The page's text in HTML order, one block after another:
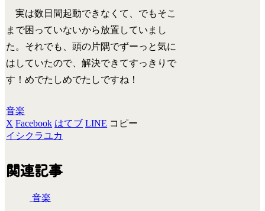
実は数日間起動できなくて、でもそこ
まで困っていないから放置していまし
た。それでも、頭の片隅でずーっと気に
はしていたので、解決できてすっきりで
す！めでたしめでたしですね！
音楽
X Facebook はてブ LINE コピー
イシクラユカ
関連記事
音楽